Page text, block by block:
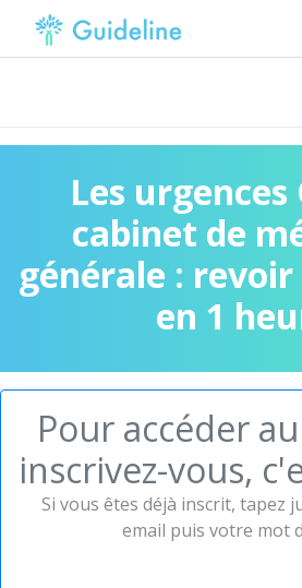
Les urgences
cabinet de
générale :
en 1
Pour accéder
inscrivez-vous,
Si vous êtes déjà inscrit, tapez
email puis votre mot